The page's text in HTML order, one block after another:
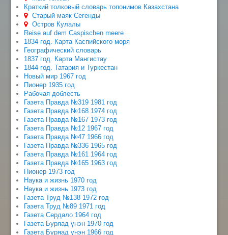
Краткий толковый словарь топонимов Казахстана
Старый маяк Сегенды
Остров Кулалы
Reise auf dem Caspischen meere
1834 год. Карта Каспийского моря
Географический словарь
1837 год. Карта Мангистау
1844 год. Татария и Туркестан
Новый мир 1967 год
Пионер 1935 год
Рабочая доблесть
Газета Правда №319 1981 год
Газета Правда №168 1974 год
Газета Правда №167 1973 год
Газета Правда №12 1967 год
Газета Правда №47 1966 год
Газета Правда №336 1965 год
Газета Правда №161 1964 год
Газета Правда №165 1963 год
Пионер 1973 год
Наука и жизнь 1970 год
Наука и жизнь 1973 год
Газета Труд №138 1972 год
Газета Труд №89 1971 год
Газета Сердало 1964 год
Газета Буряад үнэн 1970 год
Газета Буряад үнэн 1966 год